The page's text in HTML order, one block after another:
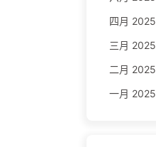
四月 2025
三月 2025
二月 2025
一月 2025